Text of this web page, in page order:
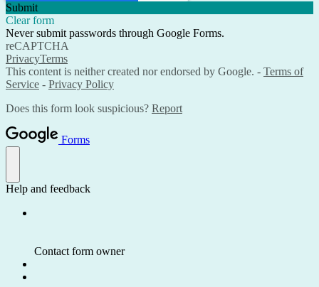
Submit
Clear form
Never submit passwords through Google Forms.
reCAPTCHA
PrivacyTerms
This content is neither created nor endorsed by Google. - Terms of
Service - Privacy Policy
Does this form look suspicious? Report
Forms
Help and feedback
Contact form owner